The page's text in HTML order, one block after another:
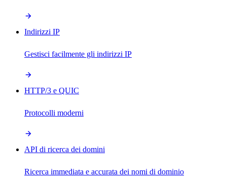
Indirizzi IP
Gestisci facilmente gli indirizzi IP
HTTP/3 e QUIC
Protocolli moderni
API di ricerca dei domini
Ricerca immediata e accurata dei nomi di dominio